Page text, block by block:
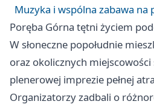
Muzyka i wspólna zabawa na
Poręba Górna tętni życiem
W słoneczne popołudnie
oraz okolicznych miejscowości
plenerowej imprezie pełnej
Organizatorzy zadbali o